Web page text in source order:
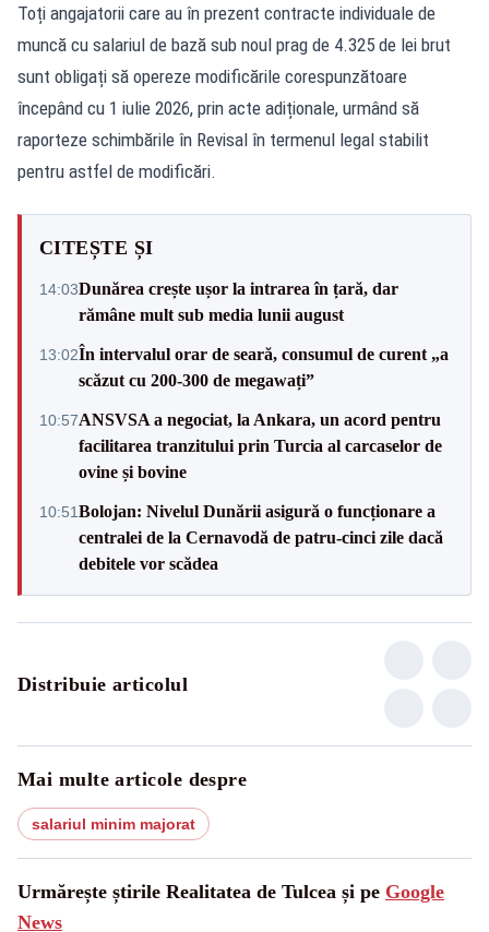
Toți angajatorii care au în prezent contracte individuale de
muncă cu salariul de bază sub noul prag de 4.325 de lei brut
sunt obligați să opereze modificările corespunzătoare
începând cu 1 iulie 2026, prin acte adiționale, urmând să
raporteze schimbările în Revisal în termenul legal stabilit
pentru astfel de modificări.
CITEȘTE ȘI
14:03Dunărea crește ușor la intrarea în țară, dar
rămâne mult sub media lunii august
13:02În intervalul orar de seară, consumul de curent „a
scăzut cu 200-300 de megawați”
10:57ANSVSA a negociat, la Ankara, un acord pentru
facilitarea tranzitului prin Turcia al carcaselor de
ovine și bovine
10:51Bolojan: Nivelul Dunării asigură o funcționare a
centralei de la Cernavodă de patru-cinci zile dacă
debitele vor scădea
Distribuie articolul
Mai multe articole despre
salariul minim majorat
Urmărește știrile Realitatea de Tulcea și pe Google
News